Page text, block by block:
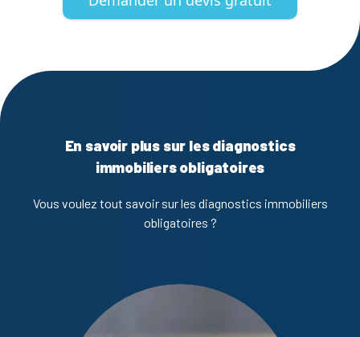
En savoir plus sur les diagnostics
immobiliers obligatoires
Vous voulez tout savoir sur les diagnostics immobiliers
obligatoires ?